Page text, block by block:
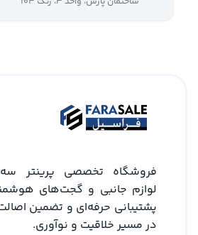
فروشگاه تخصصی پرینتر
لوازم جانبی و گجت‌های
پشتیبانی حرفه‌ای و تضمین
در مسیر خلاقیت و نوآوری.